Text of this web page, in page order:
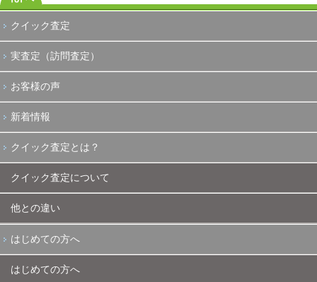
クイック査定
実査定（訪問査定）
お客様の声
新着情報
クイック査定とは？
クイック査定について
他との違い
はじめての方へ
はじめての方へ